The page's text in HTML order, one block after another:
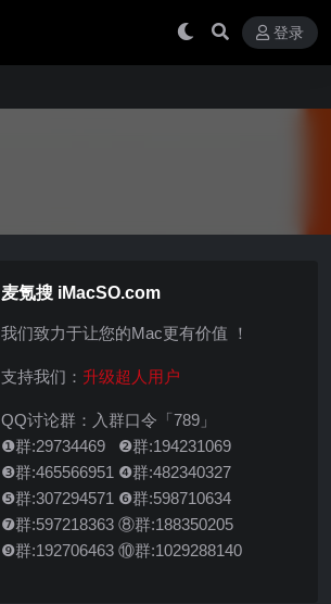
登录
麦氪搜 iMacSO.com
我们致力于让您的Mac更有价值 ！
支持我们： 升级超人用户
QQ讨论群：入群口令「789」
❶群:29734469 ❷群:194231069
❸群:465566951 ❹群:482340327
❺群:307294571 ❻群:598710634
❼群:597218363 ⑧群:188350205
❾群:192706463 ⑩群:1029288140